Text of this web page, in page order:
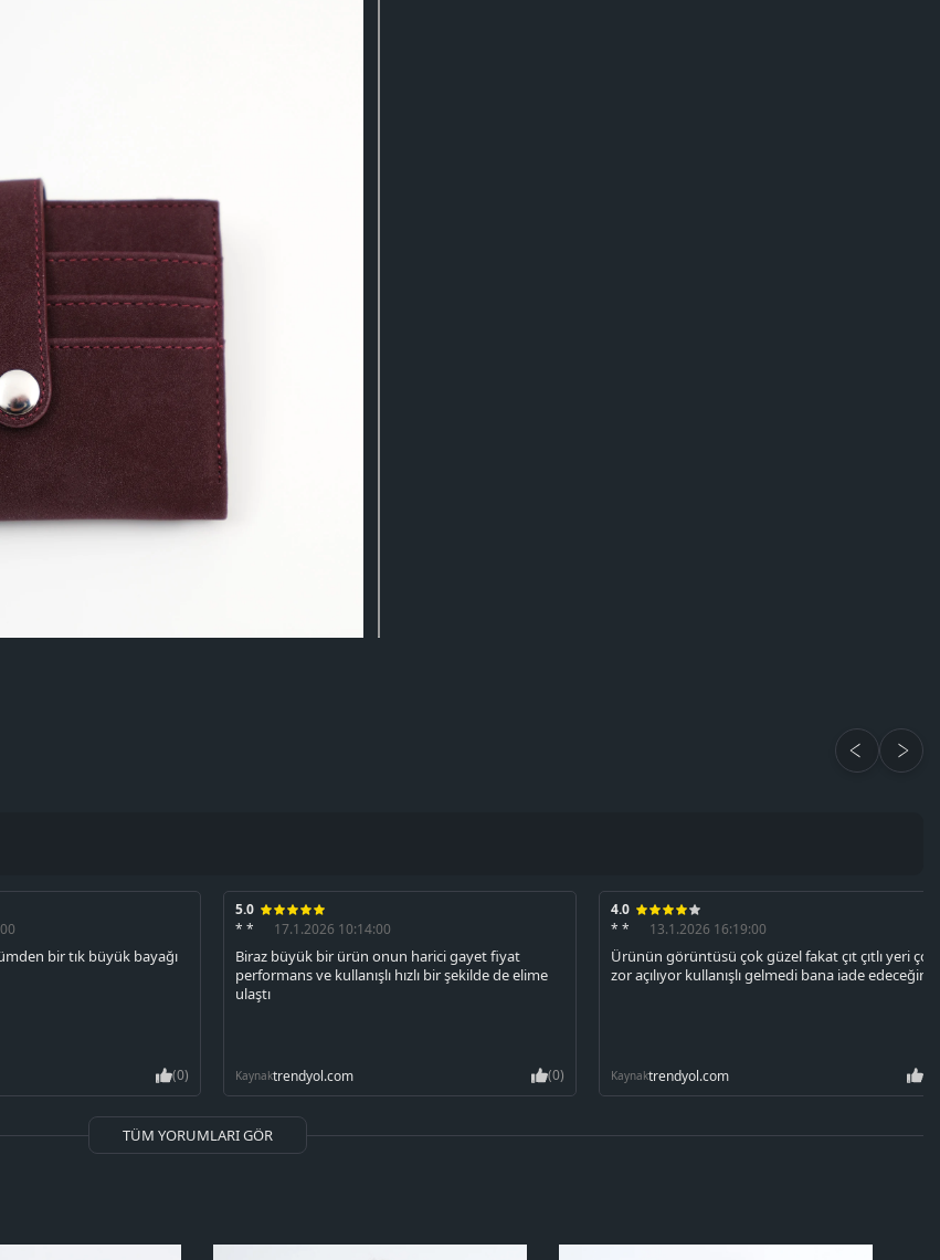
bir tık büyük bayağı
(0)
5.0
* *
17.1.2026 10:14:00
Biraz büyük bir ürün onun harici gayet fiyat
performans ve kullanışlı hızlı bir şekilde de elime
ulaştı
Kaynaktrendyol.com (0)
4.0
* *
13.1.2026 16:19:00
Ürünün görüntüsü çok güzel fakat çıt çıtlı yeri çok
zor açılıyor kullanışlı gelmedi bana iade edeceğim.
Kaynaktrendyol.com
TÜM YORUMLARI GÖR